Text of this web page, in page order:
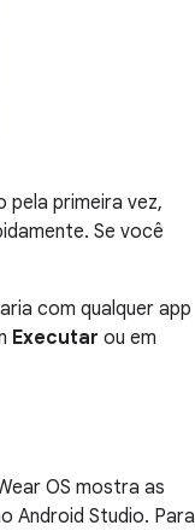
pela primeira vez,
Se você
com qualquer app
Executar ou em
OS mostra as
Android Studio. Para